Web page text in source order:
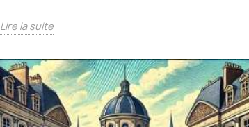
Lire la suite